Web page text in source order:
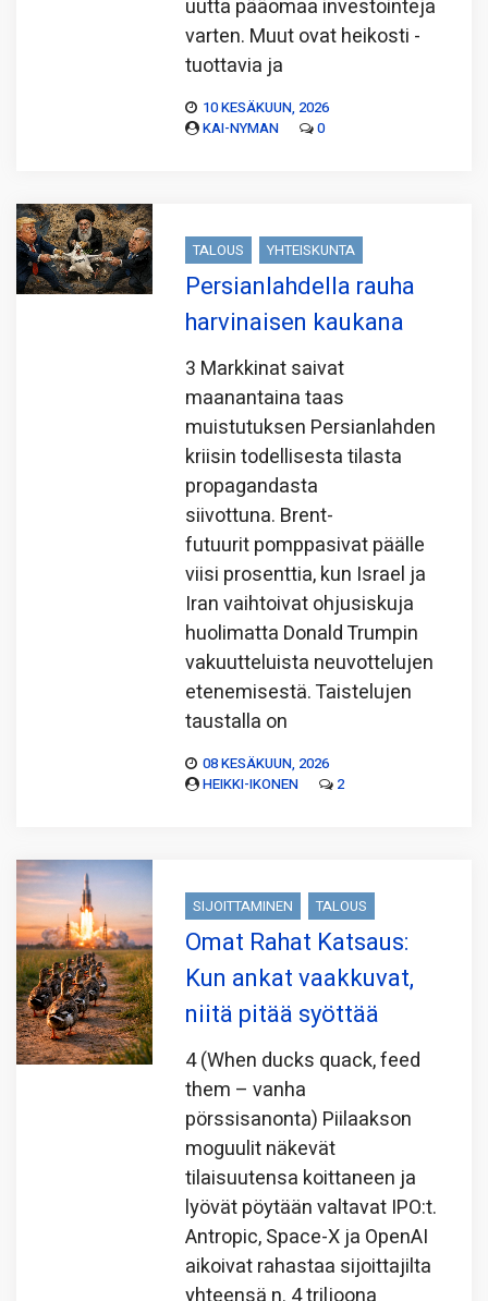
uutta pääomaa investointeja
varten. Muut ovat heikosti -
tuottavia ja
10 KESÄKUUN, 2026
KAI-NYMAN
0
TALOUS YHTEISKUNTA
Persianlahdella rauha
harvinaisen kaukana
3 Markkinat saivat
maanantaina taas
muistutuksen Persianlahden
kriisin todellisesta tilasta
propagandasta
siivottuna. Brent-
futuurit pomppasivat päälle
viisi prosenttia, kun Israel ja
Iran vaihtoivat ohjusiskuja
huolimatta Donald Trumpin
vakuutteluista neuvottelujen
etenemisestä. Taistelujen
taustalla on
08 KESÄKUUN, 2026
HEIKKI-IKONEN
2
SIJOITTAMINEN TALOUS
Omat Rahat Katsaus:
Kun ankat vaakkuvat,
niitä pitää syöttää
4 (When ducks quack, feed
them – vanha
pörssisanonta) Piilaakson
moguulit näkevät
tilaisuutensa koittaneen ja
lyövät pöytään valtavat IPO:t.
Antropic, Space-X ja OpenAI
aikoivat rahastaa sijoittajilta